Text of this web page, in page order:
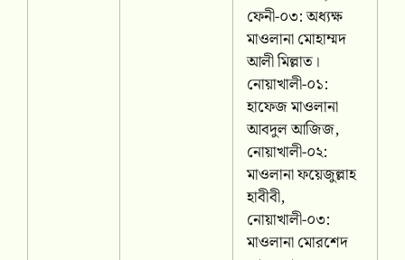
ফেনী-০৩: অধ্যক্ষ
মাওলানা মোহাম্মদ
আলী মিল্লাত।
নোয়াখালী-০১:
হাফেজ মাওলানা
আবদুল আজিজ,
নোয়াখালী-০২:
মাওলানা ফয়েজুল্লাহ
হাবীবী,
নোয়াখালী-০৩:
মাওলানা মোরশেদ